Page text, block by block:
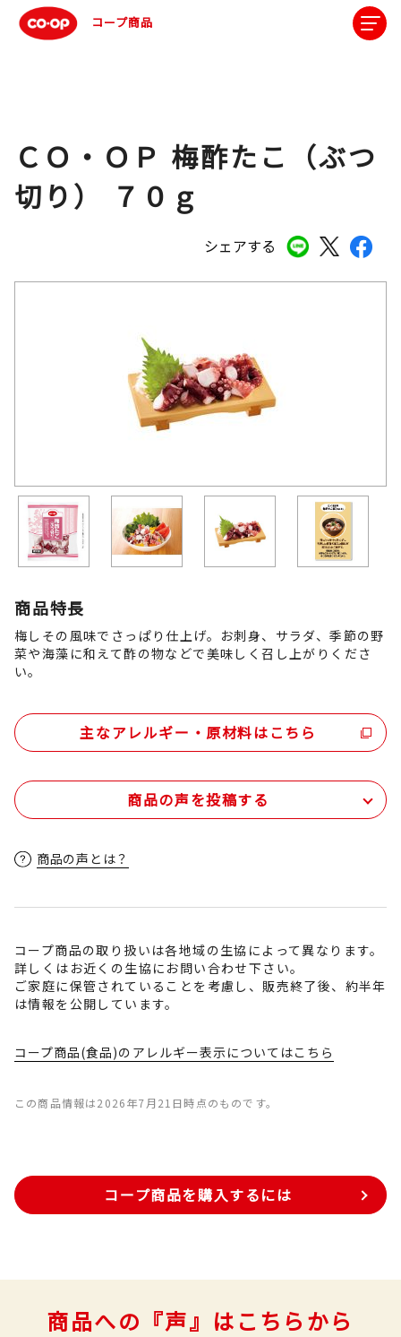
コープ商品
シェアする
ＣＯ・ＯＰ 梅酢たこ（ぶつ
切り） ７０ｇ
商品特長
梅しその風味でさっぱり仕上げ。お刺身、サラダ、季節の野
菜や海藻に和えて酢の物などで美味しく召し上がりくださ
い。
主なアレルギー・原材料はこちら
商品の声を投稿する
商品の声とは？
コープ商品の取り扱いは各地域の生協によって異なります。
詳しくはお近くの生協にお問い合わせ下さい。
ご家庭に保管されていることを考慮し、販売終了後、約半年
は情報を公開しています。
コープ商品(食品)のアレルギー表示についてはこちら
この商品情報は2026年7月21日時点のものです。
コープ商品を購入するには
商品への『声』はこちらから